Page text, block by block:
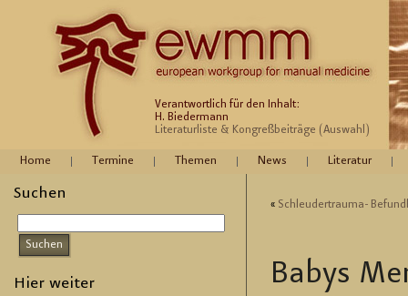
Verantwortlich für den Inhalt:
H. Biedermann
Literaturliste & Kongreßbeiträge (Auswahl)
Home Termine Themen News Literatur
Suchen
Hier weiter
« Schleu­der­trau­ma-
Babys